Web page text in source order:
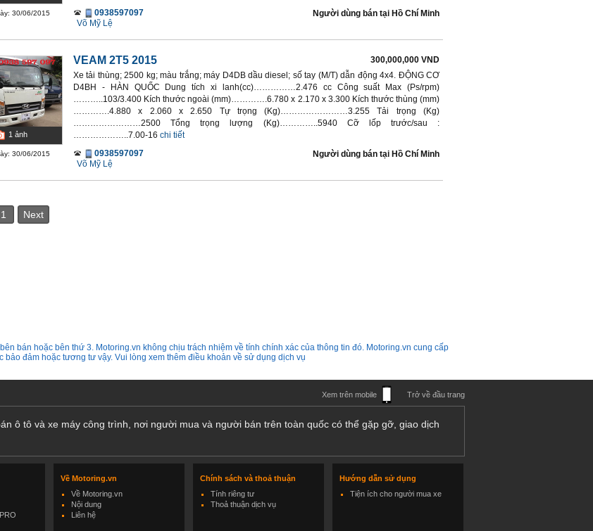
30/06/2015
0938597097
Võ Mỹ Lệ
Người dùng bán tại Hồ Chí Minh
1 ảnh
30/06/2015
VEAM 2T5 2015
300,000,000 VND
Xe tải thùng; 2500 kg; màu trắng; máy D4DB dầu diesel; số tay (M/T) dẫn động 4x4. ĐỘNG CƠ
D4BH - HÀN QUỐC Dung tích xi lanh(cc)……………2.476 cc Công suất Max (Ps/rpm)
………..103/3.400 Kích thước ngoài (mm)………….6.780 x 2.170 x 3.300 Kích thước thùng (mm)
………….4.880 x 2.060 x 2.650 Tự trọng (Kg)……………………3.255 Tải trọng (Kg)
……………………2500 Tổng trọng lượng (Kg)…………..5940 Cỡ lốp trước/sau :
………………..7.00-16 chi tiết
0938597097
Võ Mỹ Lệ
Người dùng bán tại Hồ Chí Minh
1 Next
bán hoặc bên thứ 3. Motoring.vn không chịu trách nhiệm về tính chính xác của thông tin đó. Motoring.vn cung cấp
đảm hoặc tương tư vậy. Vui lòng xem thêm điều khoản về sử dụng dịch vụ
Xem trên mobile Trở về đầu trang
ô tô và xe máy công trình, nơi người mua và người bán trên toàn quốc có thể gặp gỡ, giao dịch
Về Motoring.vn
Về Motoring.vn
Nội dung
Liên hệ
Chính sách và thoả thuận
Tính riêng tư
Thoả thuận dịch vụ
Hướng dẫn sử dụng
Tiện ích cho người mua xe